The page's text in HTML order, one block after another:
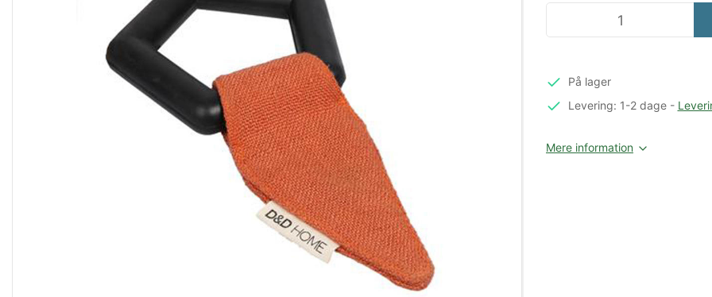
På lager
Levering: 1-2 dage-
Mere information